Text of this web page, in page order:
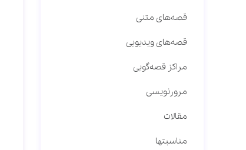
قصه‌های متنی
قصه‌های ویدیویی
مراکز قصه‌گویی
مرورنویسی
مقالات
مناسبتها